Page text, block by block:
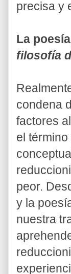
precisa y
La
filosofía
condena
factores
el
peor.
y la
nuestra